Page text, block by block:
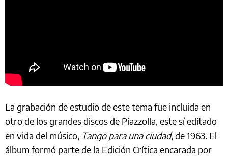
La grabación de estudio de este tema fue incluida en
otro de los grandes discos de Piazzolla, este sí editado
en vida del músico, Tango para una ciudad, de 1963. El
álbum formó parte de la Edición Crítica encarada por